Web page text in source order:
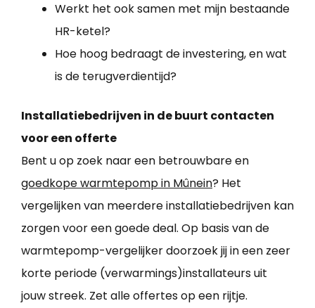
Werkt het ook samen met mijn bestaande
HR-ketel?
Hoe hoog bedraagt de investering, en wat
is de terugverdientijd?
Installatiebedrijven in de buurt contacten
voor een offerte
Bent u op zoek naar een betrouwbare en
goedkope warmtepomp in Mûnein? Het
vergelijken van meerdere installatiebedrijven kan
zorgen voor een goede deal. Op basis van de
warmtepomp-vergelijker doorzoek jij in een zeer
korte periode (verwarmings)installateurs uit
jouw streek. Zet alle offertes op een rijtje.